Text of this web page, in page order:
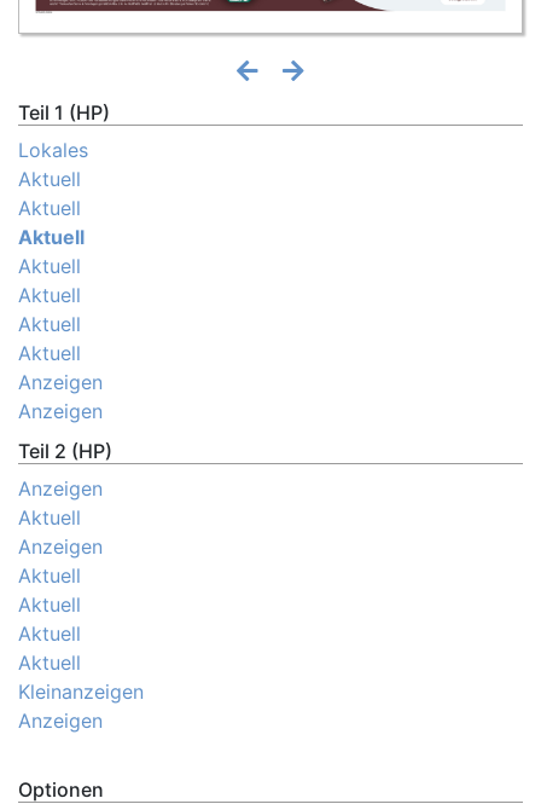
Teil 1 (HP)
Lokales
Aktuell
Aktuell
Aktuell
Aktuell
Aktuell
Aktuell
Aktuell
Anzeigen
Anzeigen
Teil 2 (HP)
Anzeigen
Aktuell
Anzeigen
Aktuell
Aktuell
Aktuell
Aktuell
Kleinanzeigen
Anzeigen
Optionen